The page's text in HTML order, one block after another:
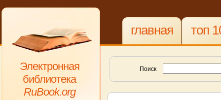
Электронная
библиотека
RuBook.org
главная топ
Поиск